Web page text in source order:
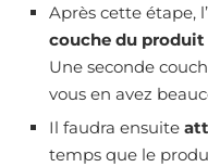
Après cette étape,
couche du
Une seconde
vous en avez
Il faudra ensuite
temps que le